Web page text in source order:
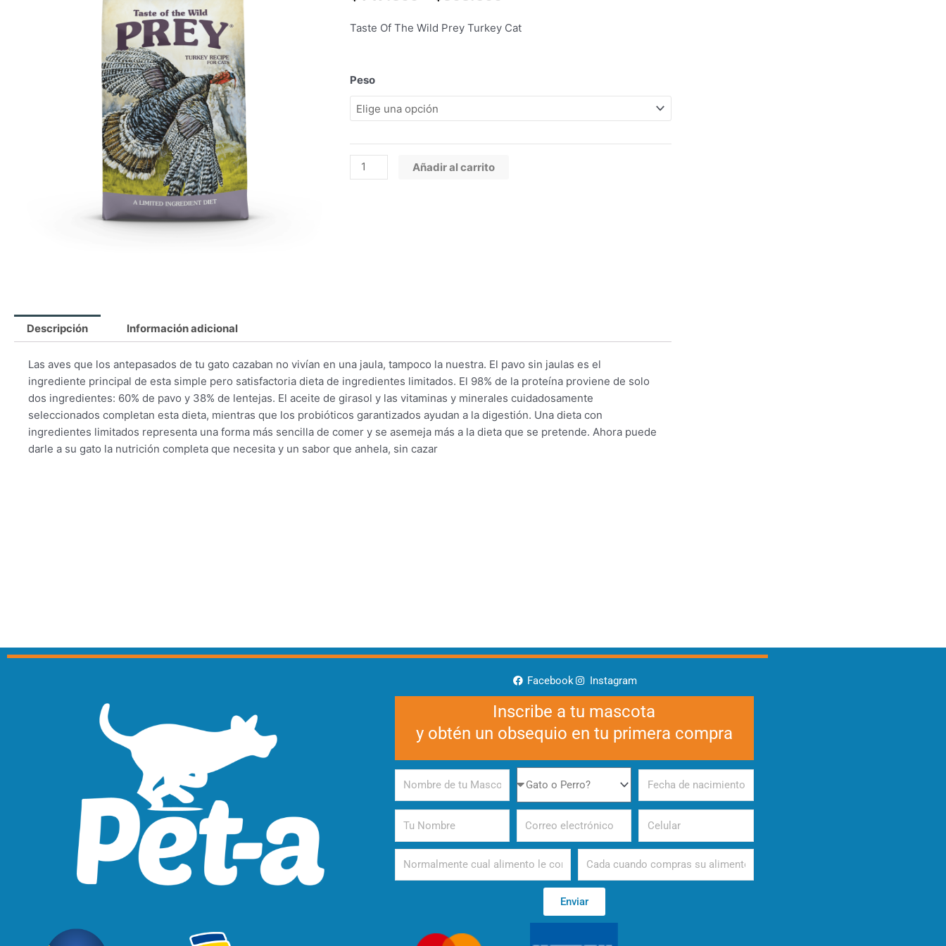
precios:
$308.500
Taste Of The Wild Prey Turkey Cat
Peso
Taste
Of
The
Prey
Turkey
Cat
Añadir al carrito
Descripción Información adicional
Las aves que los antepasados de tu gato cazaban no vivían en una jaula, tampoco la nuestra. El pavo sin jaulas es el
ingrediente principal de esta simple pero satisfactoria dieta de ingredientes limitados. El 98% de la proteína proviene de solo
dos ingredientes: 60% de pavo y 38% de lentejas. El aceite de girasol y las vitaminas y minerales cuidadosamente
seleccionados completan esta dieta, mientras que los probióticos garantizados ayudan a la digestión. Una dieta con
ingredientes limitados representa una forma más sencilla de comer y se asemeja más a la dieta que se pretende. Ahora puede
darle a su gato la nutrición completa que necesita y un sabor que anhela, sin cazar
Facebook Instagram
Inscribe a tu mascota
y obtén un obsequio en tu primera compra
de
tu
Mascota
Perro
de
nacimiento
Alimento Periodicidad
Enviar